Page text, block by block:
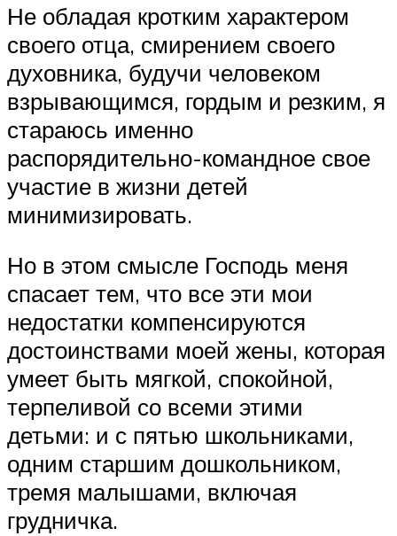
Не обладая кротким характером
своего отца, смирением своего
духовника, будучи человеком
взрывающимся, гордым и резким, я
стараюсь именно
распорядительно-командное свое
участие в жизни детей
минимизировать.
Но в этом смысле Господь меня
спасает тем, что все эти мои
недостатки компенсируются
достоинствами моей жены, которая
умеет быть мягкой, спокойной,
терпеливой со всеми этими
детьми: и с пятью школьниками,
одним старшим дошкольником,
тремя малышами, включая
грудничка.